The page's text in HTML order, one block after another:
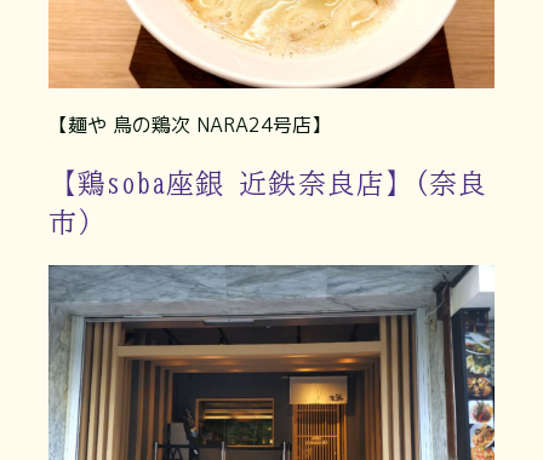
【麺や 鳥の鶏次 NARA24号店】
【鶏soba座銀 近鉄奈良店】(奈良
市）